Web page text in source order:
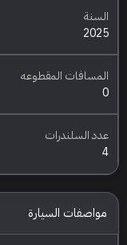
السنة
2025
المسافات المقطوعه
0
عدد السلندرات
4
مواصفات السيارة